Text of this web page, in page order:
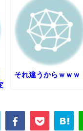
にブチギレ
ｗ
ん（上）（下）」発売
着グラビアに挑戦
それ違うからｗｗｗ